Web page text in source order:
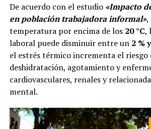
De acuerdo con el estudio «Impacto
en población trabajadora informal»,
temperatura por encima de los 20 °C,
laboral puede disminuir entre un 2 %
el estrés térmico incrementa el riesgo
deshidratación, agotamiento y
cardiovasculares, renales y
mental.